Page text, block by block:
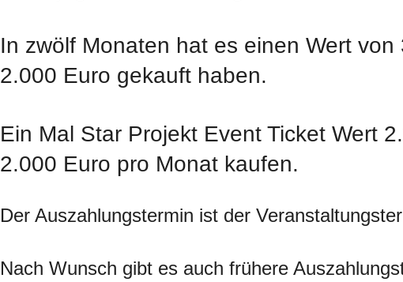
In zwölf Monaten hat es einen Wert
2.000 Euro gekauft haben.
Ein Mal Star Projekt Event Ticket Wert
2.000 Euro pro Monat kaufen.
Der Auszahlungstermin ist der
Nach Wunsch gibt es auch frühere